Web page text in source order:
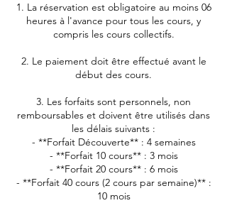
1. La réservation est obligatoire au moins 06
heures à l'avance pour tous les cours, y
compris les cours collectifs.
2. Le paiement doit être effectué avant le
début des cours.
3. Les forfaits sont personnels, non
remboursables et doivent être utilisés dans
les délais suivants :
- **Forfait Découverte** : 4 semaines
- **Forfait 10 cours** : 3 mois
- **Forfait 20 cours** : 6 mois
- **Forfait 40 cours (2 cours par semaine)** :
10 mois